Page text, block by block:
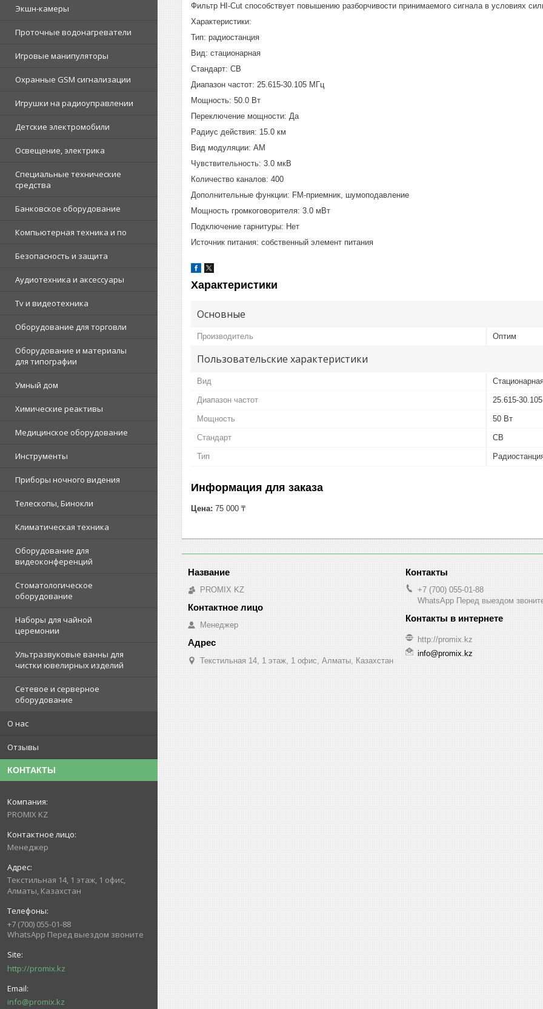
Экшн-камеры
Проточные водонагреватели
Игровые манипуляторы
Охранные GSM сигнализации
Игрушки на радиоуправлении
Детские электромобили
Освещение, электрика
Специальные технические
средства
Банковское оборудование
Компьютерная техника и по
Безопасность и защита
Аудиотехника и аксессуары
Tv и видеотехника
Оборудование для торговли
Оборудование и материалы
для типографии
Умный дом
Химические реактивы
Медицинское оборудование
Инструменты
Приборы ночного видения
Телескопы, Бинокли
Климатическая техника
Оборудование для
видеоконференций
Стоматологическое
оборудование
Наборы для чайной
церемонии
Ультразвуковые ванны для
чистки ювелирных изделий
Сетевое и серверное
оборудование
О нас
Отзывы
КОНТАКТЫ
PROMIX KZ
Менеджер
Текстильная 14, 1 этаж, 1 офис,
Алматы, Казахстан
+7 (700) 055-01-88
WhatsApp Перед выездом звоните
http://promix.kz
info@promix.kz
Фильтр HI-Cut способствует повышению разборчивости принимаемого сигнала в условиях
Характеристики:
Тип: радиостанция
Вид: стационарная
Стандарт: CB
Диапазон частот: 25.615-30.105 МГц
Мощность: 50.0 Вт
Переключение мощности: Да
Радиус действия: 15.0 км
Вид модуляции: AM
Чувствительность: 3.0 мкВ
Количество каналов: 400
Дополнительные функции: FM-приемник, шумоподавление
Мощность громкоговорителя: 3.0 мВт
Подключение гарнитуры: Нет
Источник питания: собственный элемент питания
Характеристики
Основные
Производитель Оптим
Пользовательские характеристики
Вид
Диапазон частот 25.615-
Мощность 50 Вт
Стандарт CB
Тип
Информация для заказа
Цена: 75 000 ₸
PROMIX KZ
Менеджер
Текстильная 14, 1 этаж, 1 офис, Алматы, Казахстан
+7 (700) 055-01-88
WhatsApp Перед выездом
http://promix.kz
info@promix.kz